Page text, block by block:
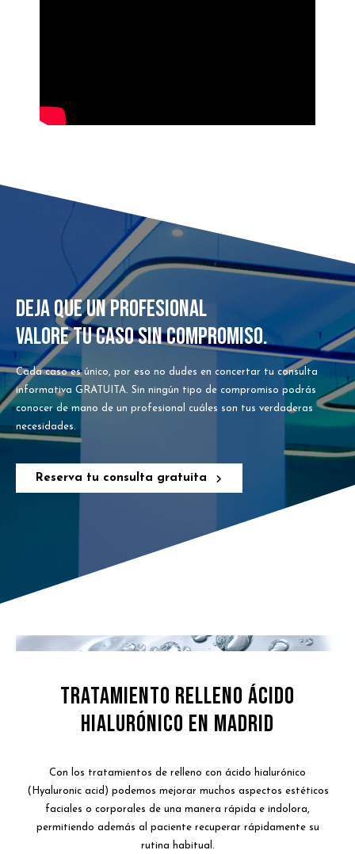
DEJA QUE UN PROFESIONAL
VALORE TU CASO SIN COMPROMISO.
Cada caso es único, por eso no dudes en concertar tu consulta
informativa GRATUITA. Sin ningún tipo de compromiso podrás
conocer de mano de un profesional cuáles son tus verdaderas
necesidades.
Reserva tu consulta gratuita
TRATAMIENTO RELLENO ÁCIDO
HIALURÓNICO en madrid
Con los tratamientos de relleno con ácido hialurónico
(Hyaluronic acid) podemos mejorar muchos aspectos estéticos
faciales o corporales de una manera rápida e indolora,
permitiendo además al paciente recuperar rápidamente su
rutina habitual.